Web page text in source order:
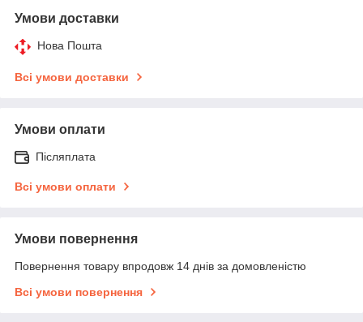
Умови доставки
Нова Пошта
Всі умови доставки
Умови оплати
Післяплата
Всі умови оплати
Умови повернення
Повернення товару впродовж 14 днів за домовленістю
Всі умови повернення